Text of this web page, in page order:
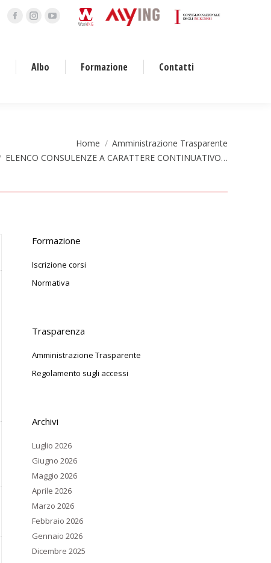
FacebookInstagram
in
YouTube
Albo Formazione Contatti
Home
Amministrazione Trasparente
ELENCO CONSULENZE A CARATTERE CONTINUATIVO…
Formazione
Iscrizione corsi
Normativa
Trasparenza
Amministrazione Trasparente
Regolamento sugli accessi
Archivi
Luglio 2026
Giugno 2026
Maggio 2026
Aprile 2026
Marzo 2026
Febbraio 2026
Gennaio 2026
Dicembre 2025